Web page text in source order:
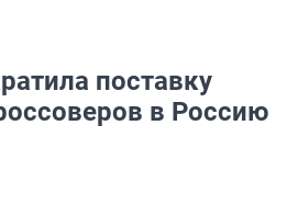
поставку
в Россию